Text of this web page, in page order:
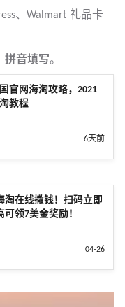
、Walmart 礼品卡
拼音填写。
官网海淘攻略，2021
教程
6天前
淘在线撒钱！扫码立即
领7美金奖励！
04-26